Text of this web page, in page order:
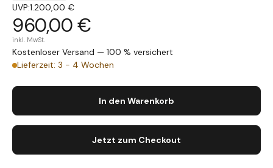
UVP:1.200,00 €
960,00 €
inkl. MwSt.
Kostenloser Versand — 100 % versichert
Lieferzeit: 3 - 4 Wochen
In den Warenkorb
Jetzt zum Checkout